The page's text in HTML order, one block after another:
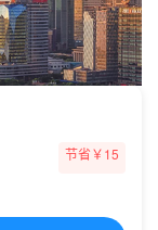
节省￥15